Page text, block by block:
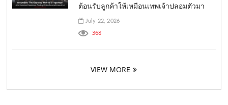
ต้อนรับลูกค้าให้เหมือนเทพเจ้าปลอมตัวมา
July 22, 2026
368
VIEW MORE